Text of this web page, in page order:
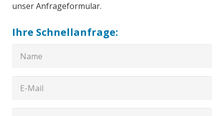
unser Anfrageformular.
Ihre Schnellanfrage: